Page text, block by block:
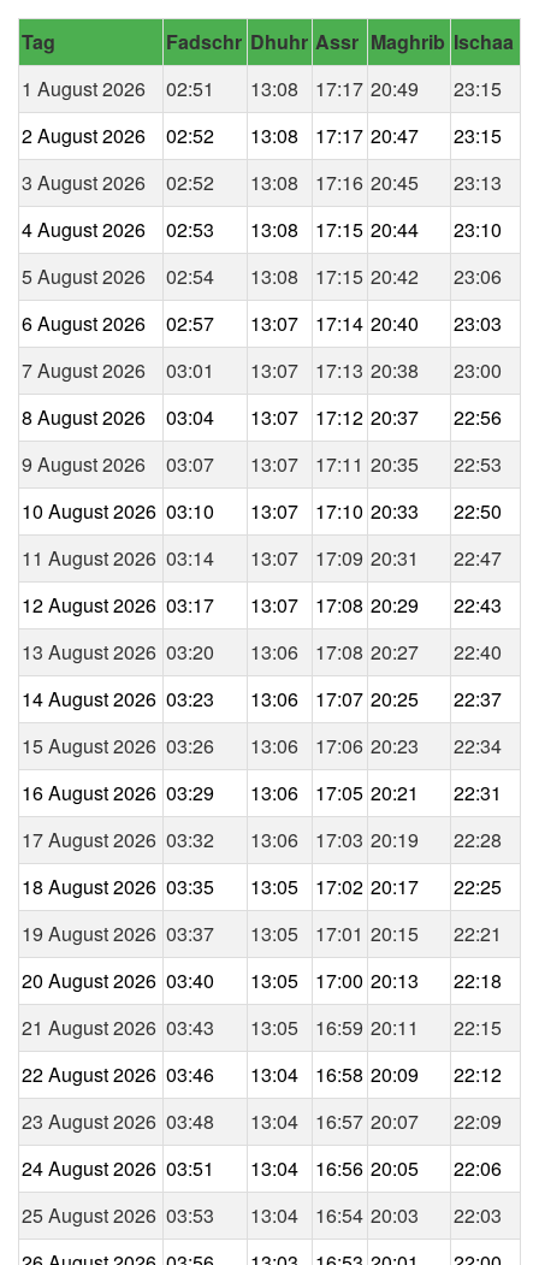
Tag Fadschr Dhuhr Assr Maghrib Ischaa
1 August 2026
02:51 13:08 17:17 20:49
23:15
2 August 2026
02:52 13:08 17:17 20:47
23:15
3 August 2026
02:52 13:08 17:16 20:45
23:13
4 August 2026
02:53 13:08 17:15 20:44
23:10
5 August 2026
02:54 13:08 17:15 20:42
23:06
6 August 2026
02:57 13:07 17:14 20:40
23:03
7 August 2026
03:01 13:07 17:13 20:38
23:00
8 August 2026
03:04 13:07 17:12 20:37
22:56
9 August 2026
03:07 13:07 17:11 20:35
22:53
10 August 2026 03:10 13:07 17:10 20:33
22:50
11 August 2026 03:14 13:07 17:09 20:31
22:47
12 August 2026 03:17 13:07 17:08 20:29
22:43
13 August 2026 03:20 13:06 17:08 20:27
22:40
14 August 2026 03:23 13:06 17:07 20:25
22:37
15 August 2026 03:26 13:06 17:06 20:23
22:34
16 August 2026 03:29 13:06 17:05 20:21
22:31
17 August 2026 03:32 13:06 17:03 20:19
22:28
18 August 2026 03:35 13:05 17:02 20:17
22:25
19 August 2026 03:37 13:05 17:01 20:15
22:21
20 August 2026 03:40 13:05 17:00 20:13
22:18
21 August 2026 03:43 13:05 16:59 20:11
22:15
22 August 2026 03:46 13:04 16:58 20:09
22:12
23 August 2026 03:48 13:04 16:57 20:07
22:09
24 August 2026 03:51 13:04 16:56 20:05
22:06
25 August 2026 03:53 13:04 16:54 20:03
22:03